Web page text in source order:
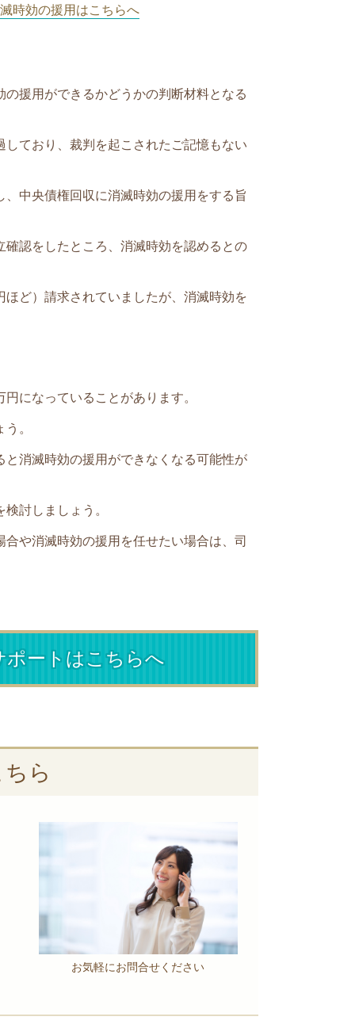
時効の援用はこちらへ
の援用ができるかどうかの判断材料となる
ており、 裁判を起こされたご記憶もない
中央債権回収に消滅時効の援用をする旨
認をしたところ、消滅時効を認めるとの
ど） 請求されていましたが、消滅時効を
になっていることがあります。
。
消滅時効の援用ができなくなる可能性が
討しましょう。
や消滅時効の援用を任せたい場合は、司
ポートはこちらへ
ら
お気軽にお問合せください